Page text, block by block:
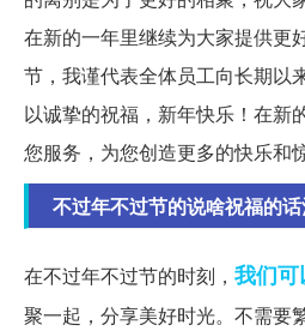
在新的一年里继续为大家提供更
节，我谨代表全体员工向长期以
以诚挚的祝福，新年快乐！在新
您服务，为您创造更多的快乐和
不过年不过节的说啥祝福的
在不过年不过节的时刻， 我们可
聚一起，分享美好时光。不需要